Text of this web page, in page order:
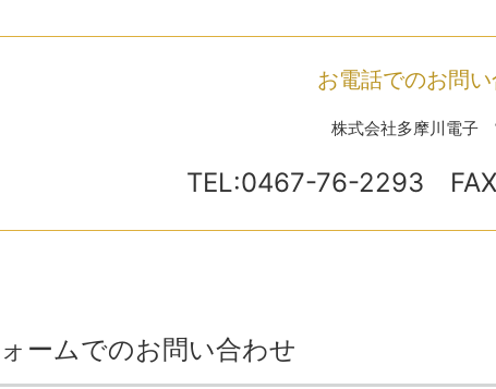
お電話でのお問
株式会社多摩川電子
TEL:0467-76-2293
ームでのお問い合わせ